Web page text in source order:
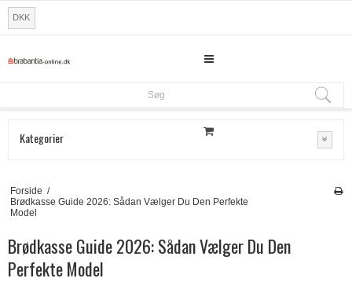
DKK
Søg
Kategorier
Forside /
Brødkasse Guide 2026: Sådan Vælger Du Den Perfekte
Model
Brødkasse Guide 2026: Sådan Vælger Du Den
Perfekte Model